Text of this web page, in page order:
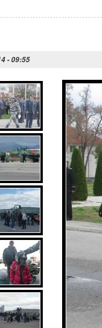
- 09:55